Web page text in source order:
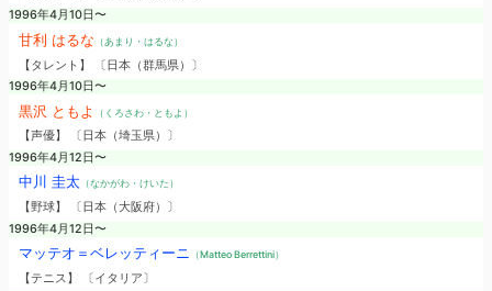
1996年4月10日〜
甘利 はるな （あまり・はるな）
【タレント】 〔日本（群馬県）〕
1996年4月10日〜
黒沢 ともよ （くろさわ・ともよ）
【声優】 〔日本（埼玉県）〕
1996年4月12日〜
中川 圭太（なかがわ・けいた）
【野球】 〔日本（大阪府）〕
1996年4月12日〜
マッテオ＝ベレッティーニ （Matteo Berrettini）
【テニス】 〔イタリア〕